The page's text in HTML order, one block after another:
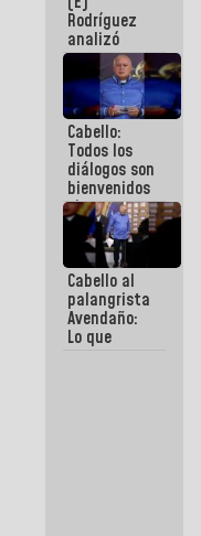
para el
diálogo
Rodríguez
analizó
junto a
gobernadores
planes de
recuperación
del Sistema
Eléctrico
Nacional
Cabello:
Todos los
diálogos son
bienvenidos
siempre que
estén en el
marco de la
Constitución
de la
República
Cabello al
palangrista
Avendaño:
Lo que